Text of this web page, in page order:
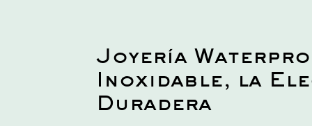
Joyería
Inoxidable, la
Duradera